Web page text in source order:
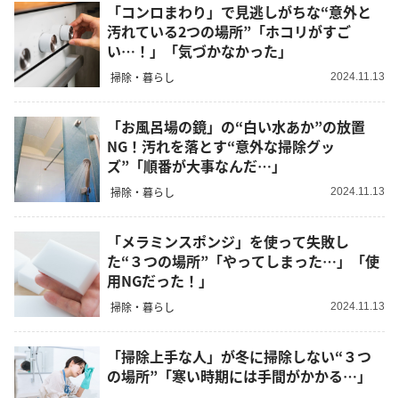
「コンロまわり」で見逃しがちな“意外と
汚れている2つの場所”「ホコリがすご
い…！」「気づかなかった」
掃除・暮らし 2024.11.13
「お風呂場の鏡」の“白い水あか”の放置
NG！汚れを落とす“意外な掃除グッ
ズ”「順番が大事なんだ…」
掃除・暮らし 2024.11.13
「メラミンスポンジ」を使って失敗し
た“３つの場所”「やってしまった…」「使
用NGだった！」
掃除・暮らし 2024.11.13
「掃除上手な人」が冬に掃除しない“３つ
の場所”「寒い時期には手間がかかる…」